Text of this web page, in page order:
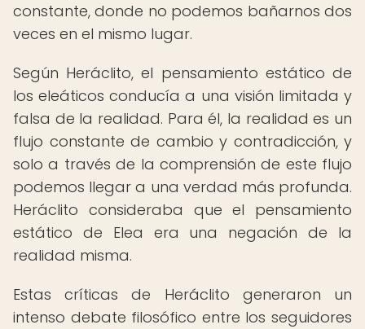
constante, donde no podemos bañarnos dos
veces en el mismo lugar.
Según Heráclito, el pensamiento estático de
los eleáticos conducía a una visión limitada y
falsa de la realidad. Para él, la realidad es un
flujo constante de cambio y contradicción, y
solo a través de la comprensión de este flujo
podemos llegar a una verdad más profunda.
Heráclito consideraba que el pensamiento
estático de Elea era una negación de la
realidad misma.
Estas críticas de Heráclito generaron un
intenso debate filosófico entre los seguidores